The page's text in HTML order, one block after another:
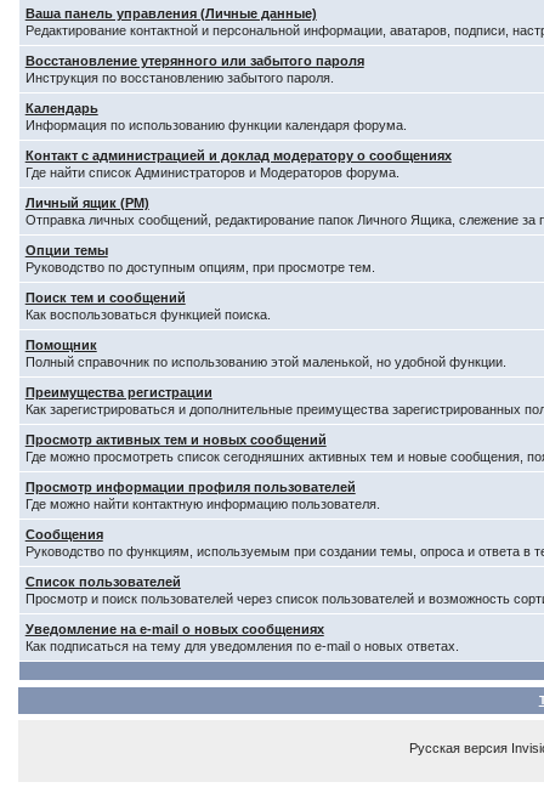
Ваша панель управления (Личные данные)
Редактирование контактной и персональной информации, аватаров, подписи,
Восстановление утерянного или забытого пароля
Инструкция по восстановлению забытого пароля.
Календарь
Информация по использованию функции календаря форума.
Контакт с администрацией и доклад модератору о сообщениях
Где найти список Администраторов и Модераторов форума.
Личный ящик (PM)
Отправка личных сообщений, редактирование папок Личного Ящика, слежение
Опции темы
Руководство по доступным опциям, при просмотре тем.
Поиск тем и сообщений
Как воспользоваться функцией поиска.
Помощник
Полный справочник по использованию этой маленькой, но удобной функции.
Преимущества регистрации
Как зарегистрироваться и дополнительные преимущества зарегистрированных
Просмотр активных тем и новых сообщений
Где можно просмотреть список сегодняшних активных тем и новые сообщения,
Просмотр информации профиля пользователей
Где можно найти контактную информацию пользователя.
Сообщения
Руководство по функциям, используемым при создании темы, опроса и ответа в
Список пользователей
Просмотр и поиск пользователей через список пользователей и возможность
Уведомление на e-mail о новых сообщениях
Как подписаться на тему для уведомления по e-mail о новых ответах.
Русская версия